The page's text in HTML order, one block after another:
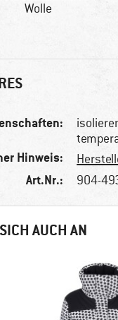
Wolle
Hinweis:
Art.Nr.: 904-
AUCH AN